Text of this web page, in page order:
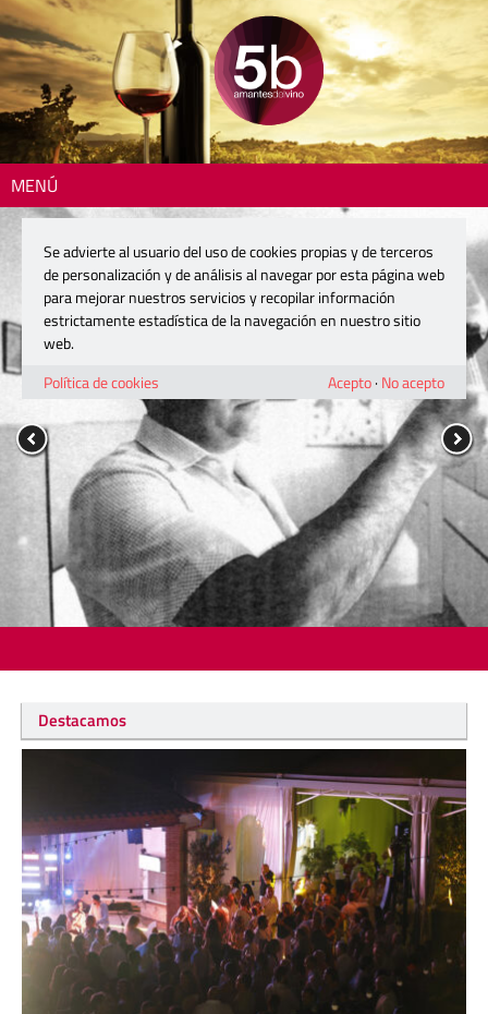
MENÚ
Destacamos
Se advierte al usuario del uso de cookies propias y de terceros
de personalización y de análisis al navegar por esta página web
para mejorar nuestros servicios y recopilar información
estrictamente estadística de la navegación en nuestro sitio
web.
Política de cookies
Acepto· No acepto